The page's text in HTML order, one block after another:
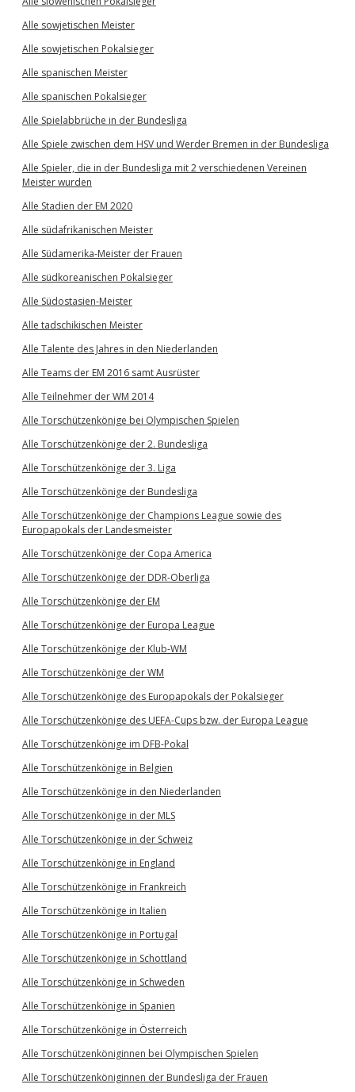
Alle sowjetischen Meister
Alle sowjetischen Pokalsieger
Alle spanischen Meister
Alle spanischen Pokalsieger
Alle Spielabbrüche in der Bundesliga
Alle Spiele zwischen dem HSV und Werder Bremen in der Bundesliga
Alle Spieler, die in der Bundesliga mit 2 verschiedenen Vereinen
Meister wurden
Alle Stadien der EM 2020
Alle südafrikanischen Meister
Alle Südamerika-Meister der Frauen
Alle südkoreanischen Pokalsieger
Alle Südostasien-Meister
Alle tadschikischen Meister
Alle Talente des Jahres in den Niederlanden
Alle Teams der EM 2016 samt Ausrüster
Alle Teilnehmer der WM 2014
Alle Torschützenkönige bei Olympischen Spielen
Alle Torschützenkönige der 2. Bundesliga
Alle Torschützenkönige der 3. Liga
Alle Torschützenkönige der Bundesliga
Alle Torschützenkönige der Champions League sowie des
Europapokals der Landesmeister
Alle Torschützenkönige der Copa America
Alle Torschützenkönige der DDR-Oberliga
Alle Torschützenkönige der EM
Alle Torschützenkönige der Europa League
Alle Torschützenkönige der Klub-WM
Alle Torschützenkönige der WM
Alle Torschützenkönige des Europapokals der Pokalsieger
Alle Torschützenkönige des UEFA-Cups bzw. der Europa League
Alle Torschützenkönige im DFB-Pokal
Alle Torschützenkönige in Belgien
Alle Torschützenkönige in den Niederlanden
Alle Torschützenkönige in der MLS
Alle Torschützenkönige in der Schweiz
Alle Torschützenkönige in England
Alle Torschützenkönige in Frankreich
Alle Torschützenkönige in Italien
Alle Torschützenkönige in Portugal
Alle Torschützenkönige in Schottland
Alle Torschützenkönige in Schweden
Alle Torschützenkönige in Spanien
Alle Torschützenkönige in Österreich
Alle Torschützenköniginnen bei Olympischen Spielen
Alle Torschützenköniginnen der Bundesliga der Frauen